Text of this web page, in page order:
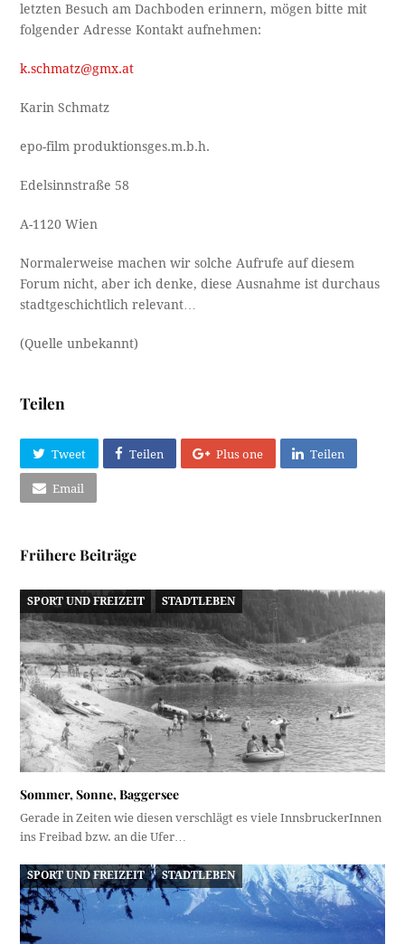
letzten Besuch am Dachboden erinnern, mögen bitte mit
folgender Adresse Kontakt aufnehmen:
k.schmatz@gmx.at
Karin Schmatz
epo-film produktionsges.m.b.h.
Edelsinnstraße 58
A-1120 Wien
Normalerweise machen wir solche Aufrufe auf diesem
Forum nicht, aber ich denke, diese Ausnahme ist durchaus
stadtgeschichtlich relevant…
(Quelle unbekannt)
Teilen
Tweet Teilen Plus one Teilen
Email
Frühere Beiträge
SPORT UND FREIZEIT STADTLEBEN
Sommer, Sonne, Baggersee
Gerade in Zeiten wie diesen verschlägt es viele InnsbruckerInnen
ins Freibad bzw. an die Ufer…
SPORT UND FREIZEIT STADTLEBEN